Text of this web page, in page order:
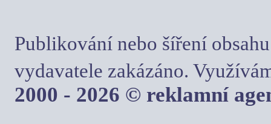
Publikování nebo šíření
vydavatele zakázáno.
2000 - 2026 © reklamní